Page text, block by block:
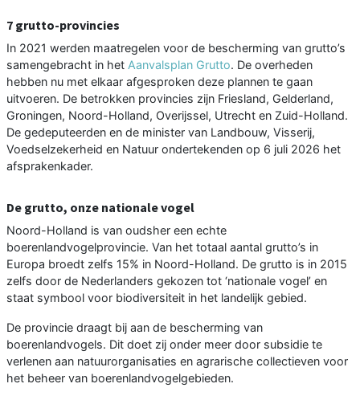
7 grutto-provincies
In 2021 werden maatregelen voor de bescherming van grutto’s
samengebracht in het Aanvalsplan Grutto. De overheden
hebben nu met elkaar afgesproken deze plannen te gaan
uitvoeren. De betrokken provincies zijn Friesland, Gelderland,
Groningen, Noord-Holland, Overijssel, Utrecht en Zuid-Holland.
De gedeputeerden en de minister van Landbouw, Visserij,
Voedselzekerheid en Natuur ondertekenden op 6 juli 2026 het
afsprakenkader.
De grutto, onze nationale vogel
Noord-Holland is van oudsher een echte
boerenlandvogelprovincie. Van het totaal aantal grutto’s in
Europa broedt zelfs 15% in Noord-Holland. De grutto is in 2015
zelfs door de Nederlanders gekozen tot ‘nationale vogel’ en
staat symbool voor biodiversiteit in het landelijk gebied.
De provincie draagt bij aan de bescherming van
boerenlandvogels. Dit doet zij onder meer door subsidie te
verlenen aan natuurorganisaties en agrarische collectieven voor
het beheer van boerenlandvogelgebieden.